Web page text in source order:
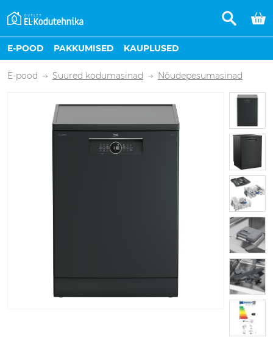
E-POOD PAKKUMISED KAUPLUSED
E-pood Suured kodumasinad Nõudepesumasinad